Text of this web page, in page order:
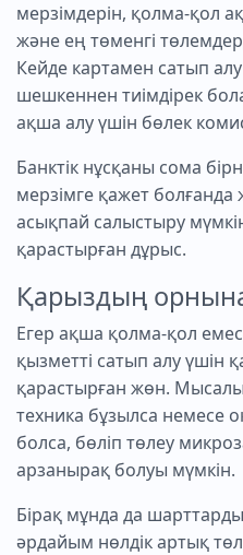
мерзімдерін, қолма-қол
және ең төменгі
Кейде картамен сатып
шешкеннен тиімдірек
ақша алу үшін бөлек
Банктік нұсқаны сома
мерзімге қажет
асықпай салыстыру
қарастырған дұрыс.
Қарыздың
Егер ақша қолма-қол
қызметті сатып алу үшін
қарастырған жөн.
техника бұзылса немесе
болса, бөліп төлеу
арзанырақ болуы мүмкін.
Бірақ мұнда да
әрдайым нөлдік артық